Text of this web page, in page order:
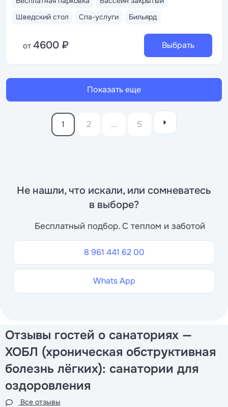
Шведский стол
Спа-услуги Бильярд
от 4600 ₽ Выбрать
Показать еще
1 2 ... 5
Не нашли, что искали, или сомневатесь
в выборе?
Бесплатный подбор. С теплом и заботой
8 961 441 62 00
Whats App
Отзывы гостей о санаториях —
ХОБЛ (хроническая обструктивная
болезнь лёгких): санатории для
оздоровления
Все отзывы